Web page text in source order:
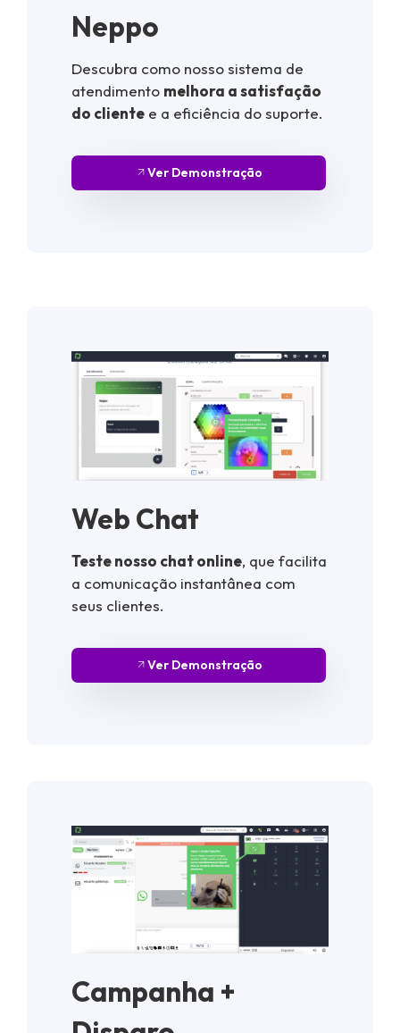
Neppo
Descubra como nosso sistema de
atendimento melhora a satisfação
do cliente e a eficiência do suporte.
Ver Demonstração
Web Chat
Teste nosso chat online, que facilita
a comunicação instantânea com
seus clientes.
Ver Demonstração
Campanha +